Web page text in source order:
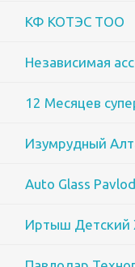
КФ КОТЭС ТОО
Независимая
12 Месяцев
Изумрудный
Auto Glass
Иртыш Детский